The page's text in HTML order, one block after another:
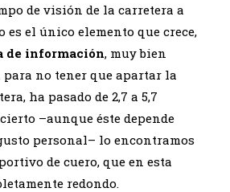
de visión de la carretera a
es el único elemento que crece,
de información, muy bien
no tener que apartar la
ha pasado de 2,7 a 5,7
–aunque éste depende
personal– lo encontramos
de cuero, que en esta
redondo.